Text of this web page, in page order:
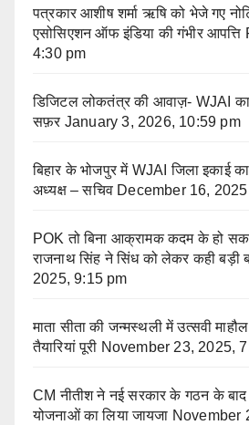
पत्रकार आशीष शर्मा ऋषि को भेजे गए
एसोसिएशन ऑफ इंडिया की गंभीर आपत्ति
4:30 pm
डिजिटल लोकतंत्र की आवाज़- WJAI का
सफ़र January 3, 2026, 10:59 pm
बिहार के भोजपुर में WJAI जिला इकाई
अध्यक्ष – सचिव December 16,
POK तो बिना आक्रामक कदम के हो
राजनाथ सिंह ने सिंध को लेकर कही बड़ी
2025, 9:15 pm
माता सीता की जन्मस्थली में उत्सवी
तैयारियां पूरी November 23, 2025,
CM नीतीश ने नई सरकार के गठन के
योजनाओं का लिया जायजा November